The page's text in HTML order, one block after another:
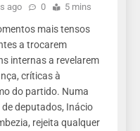
ago 0 5 mins
mais tensos
a trocarem
internas a revelarem
críticas à
do partido. Numa
deputados, Inácio
rejeita qualquer